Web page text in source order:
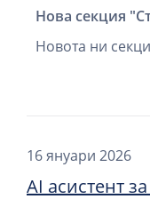
Нова секция
Новота ни
16 януари 2026
AI асистент